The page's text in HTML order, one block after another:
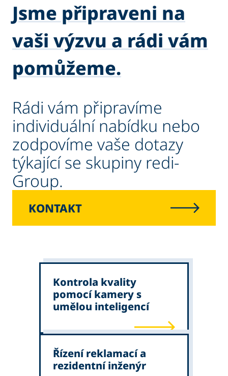
Jsme připraveni na
vaši výzvu a rádi vám
pomůžeme.
Rádi vám připravíme
individuální nabídku nebo
zodpovíme vaše dotazy
týkající se skupiny redi-
Group.
KONTAKT
Kontrola kvality
pomocí kamery s
umělou inteligencí
Řízení reklamací a
rezidentní inženýr